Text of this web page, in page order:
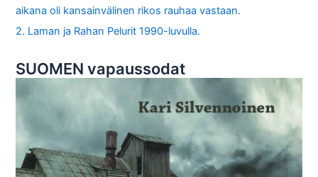
aikana oli kansainvälinen rikos rauhaa vastaan.
2. Laman ja Rahan Pelurit 1990-luvulla.
SUOMEN vapaussodat